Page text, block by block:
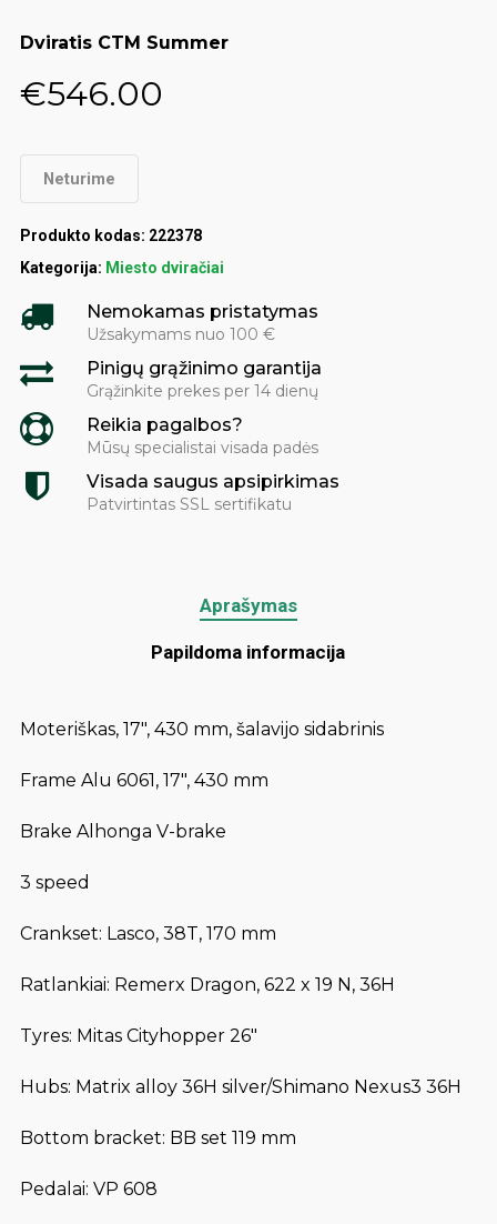
Dviratis CTM Summer
€546.00
Neturime
Produkto kodas: 222378
Kategorija: Miesto dviračiai
Nemokamas pristatymas
Užsakymams nuo 100 €
Pinigų grąžinimo garantija
Grąžinkite prekes per 14 dienų
Reikia pagalbos?
Mūsų specialistai visada padės
Visada saugus apsipirkimas
Patvirtintas SSL sertifikatu
Aprašymas
Papildoma informacija
Moteriškas, 17″, 430 mm, šalavijo sidabrinis
Frame Alu 6061, 17″, 430 mm
Brake Alhonga V-brake
3 speed
Crankset: Lasco, 38T, 170 mm
Ratlankiai: Remerx Dragon, 622 x 19 N, 36H
Tyres: Mitas Cityhopper 26″
Hubs: Matrix alloy 36H silver/Shimano Nexus3 36H
Bottom bracket: BB set 119 mm
Pedalai: VP 608